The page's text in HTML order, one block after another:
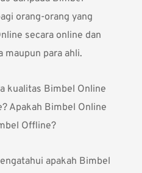
orang-orang yang
secara online dan
maupun para ahli.
kualitas Bimbel Online
Apakah Bimbel Online
Offline?
apakah Bimbel